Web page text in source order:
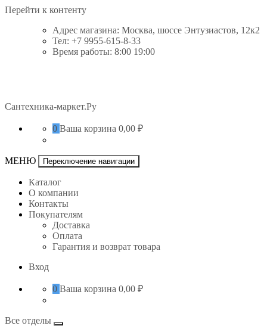
Перейти к контенту
Адрес магазина: Москва, шоссе Энтузиастов, 12к2
Тел: +7 9955-615-8-33
Время работы: 8:00 19:00
Сантехника-маркет.Ру
0 Ваша корзина 0,00 ₽
МЕНЮ Переключение навигации
Каталог
О компании
Контакты
Покупателям
Доставка
Оплата
Гарантия и возврат товара
Вход
0 Ваша корзина 0,00 ₽
Все отделы